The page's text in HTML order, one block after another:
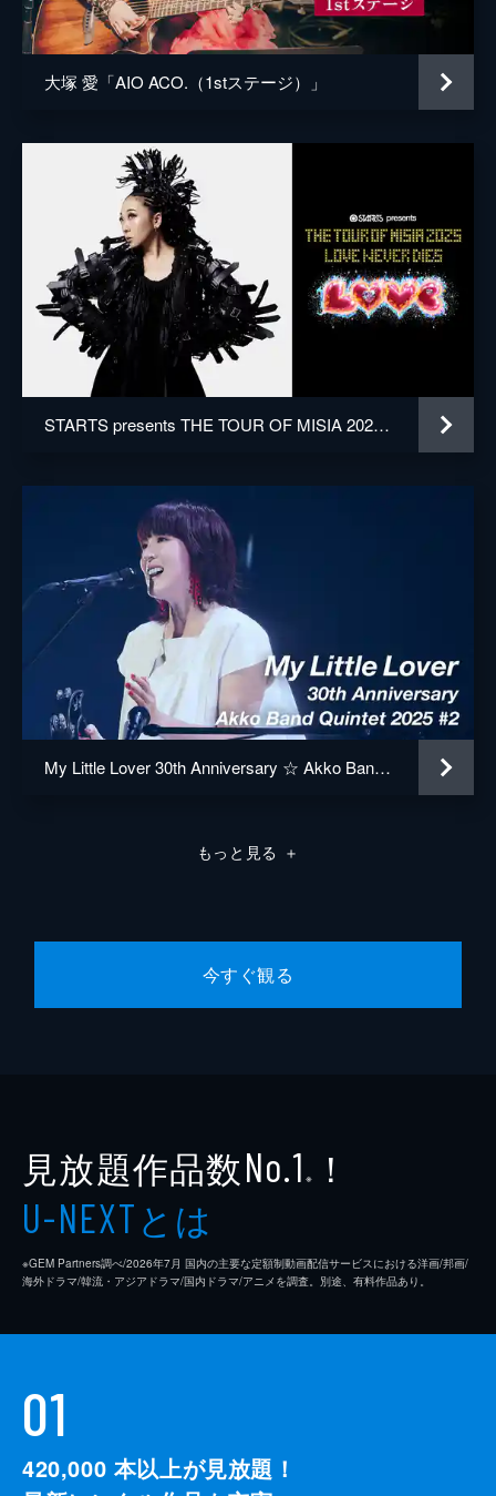
大塚 愛「AIO ACO.（1stステージ）」
STARTS presents THE TOUR OF MISIA 2025 LOVE NEVER DIES
My Little Lover 30th Anniversary ☆ Akko Band Quintet 2025 #2
もっと見る ＋
今すぐ観る
見放題作品数No.1 ※ ！
U-NEXTとは
※GEM Partners調べ/2026年7⽉ 国内の主要な定額制動画配信サービスにおける洋画/邦画/
海外ドラマ/韓流・アジアドラマ/国内ドラマ/アニメを調査。別途、有料作品あり。
01
420,000 本以上が見放題！